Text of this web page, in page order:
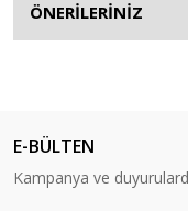
ÖNERİLERİNİZ
E-BÜLTEN
Kampanya ve